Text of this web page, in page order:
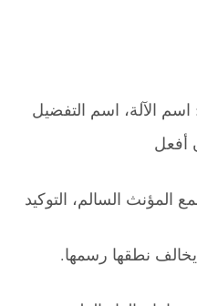
الآلة، اسم التفضيل
أفعل
المؤنث السالم، التوكيد
نطقها رسمها.